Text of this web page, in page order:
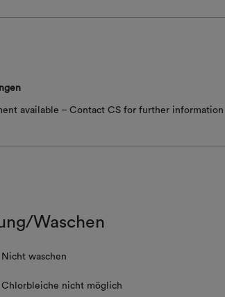
available – Contact CS for further information
Waschen
Nicht waschen
Chlorbleiche nicht möglich